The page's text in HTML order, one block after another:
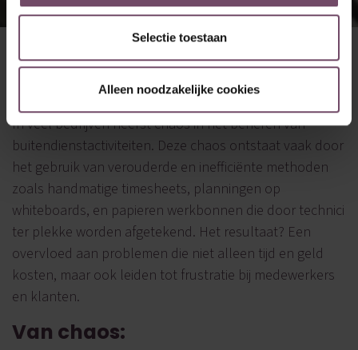
Selectie toestaan
Alleen noodzakelijke cookies
Field service
16 augustus 2024in Thibaud Martens
In veel bedrijven heerst chaos in het beheren van
buitendienstactiviteiten. Deze chaos ontstaat vaak door
het gebruik van verouderde en inefficiënte methoden
zoals handmatige timesheets, planningen op
whiteboards, en papieren werkbonnen die door technici
ter plekke worden afgetekend. Het resultaat? Een
overvloed aan problemen die niet alleen tijd en geld
kosten, maar ook leiden tot frustratie bij medewerkers
en klanten.
Van chaos: